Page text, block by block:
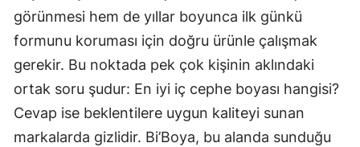
görünmesi hem de yıllar boyunca ilk günkü
formunu koruması için doğru ürünle çalışmak
gerekir. Bu noktada pek çok kişinin aklındaki
ortak soru şudur: En iyi iç cephe boyası hangisi?
Cevap ise beklentilere uygun kaliteyi sunan
markalarda gizlidir. Bi’Boya, bu alanda sunduğu